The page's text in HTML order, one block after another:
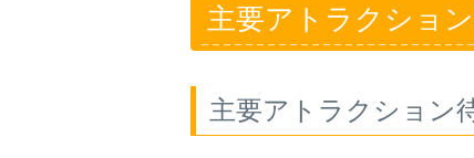
主要アトラクショ
主要アトラクション